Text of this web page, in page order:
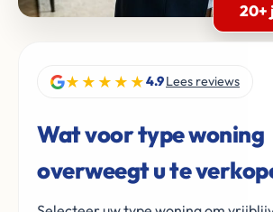
20+
★★★★★4.9Lees reviews
Wat voor type woning
overweegt u te